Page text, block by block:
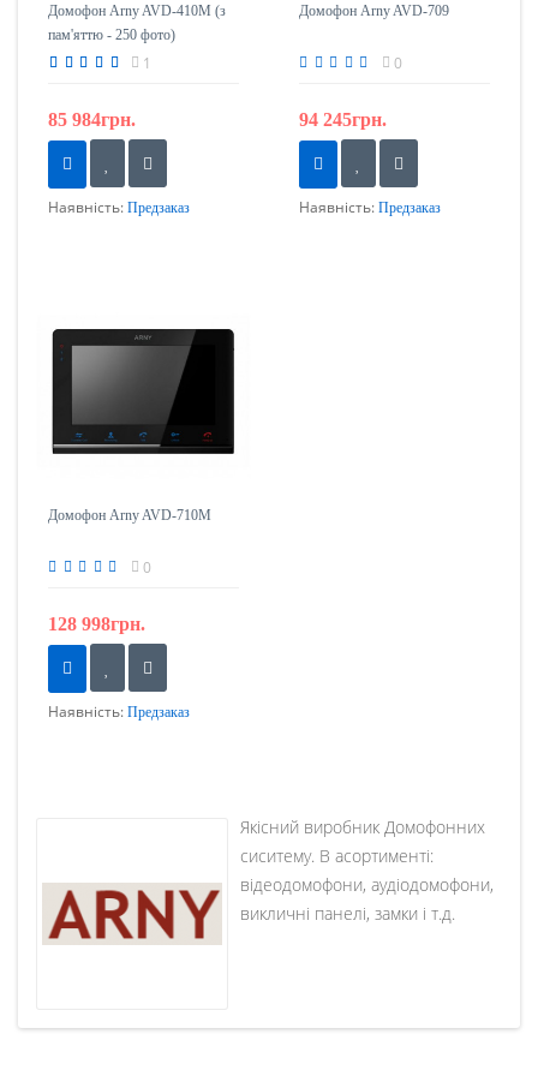
Домофон Arny AVD-410M (з
пам'яттю - 250 фото)
1
85 984грн.
Наявність: Предзаказ
Домофон Arny AVD-709
0
94 245грн.
Наявність: Предзаказ
Домофон Arny AVD-710M
0
128 998грн.
Наявність: Предзаказ
Якісний виробник Домофонних
сиситему. В асортименті:
відеодомофони, аудіодомофони,
викличні панелі, замки і т.д.